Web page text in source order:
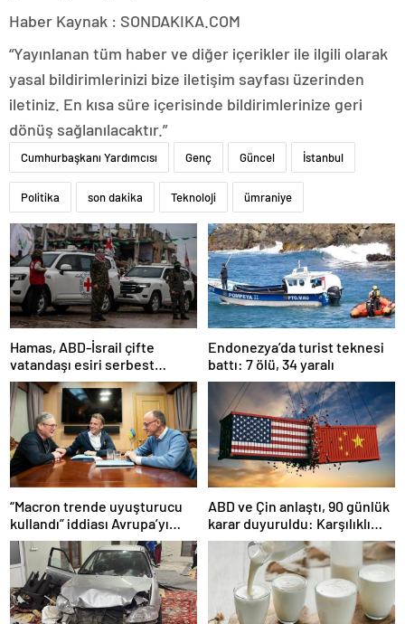
Haber Kaynak : SONDAKIKA.COM
“Yayınlanan tüm haber ve diğer içerikler ile ilgili olarak
yasal bildirimlerinizi bize iletişim sayfası üzerinden
iletiniz. En kısa süre içerisinde bildirimlerinize geri
dönüş sağlanılacaktır.”
Cumhurbaşkanı Yardımcısı Genç Güncel İstanbul
Politika son dakika Teknoloji ümraniye
Hamas, ABD-İsrail çifte
vatandaşı esiri serbest
bırakacağını duyurdu
Endonezya’da turist teknesi
battı: 7 ölü, 34 yaralı
“Macron trende uyuşturucu
kullandı” iddiası Avrupa’yı
karıştırmıştı: Fransa’dan
“peçeteli” yalanlama geldi!
ABD ve Çin anlaştı, 90 günlük
karar duyuruldu: Karşılıklı
tarife indirimi geldi!